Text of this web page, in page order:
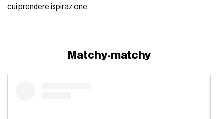
cui prendere ispirazione.
Matchy-matchy